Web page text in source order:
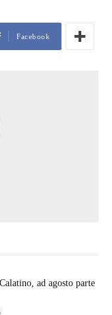
Facebook
ad agosto parte